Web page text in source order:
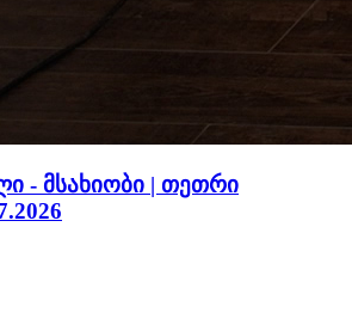
- მსახიობი | თეთრი